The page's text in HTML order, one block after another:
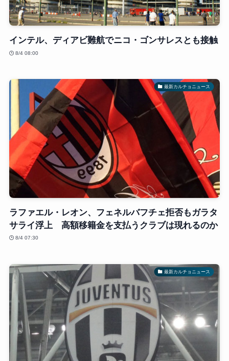
インテル、ディアビ難航でニコ・ゴンサレスとも接触
8/4 08:00
最新カルチョニュース
ラファエル・レオン、フェネルバフチェ拒否もガラタ
サライ浮上 高額移籍金を支払うクラブは現れるのか
8/4 07:30
最新カルチョニュース